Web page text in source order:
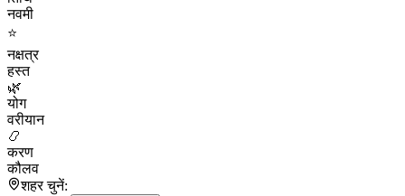
नवमी
⭐
नक्षत्र
हस्त
🌿
योग
वरीयान
📿
करण
कौलव
शहर चुनें: